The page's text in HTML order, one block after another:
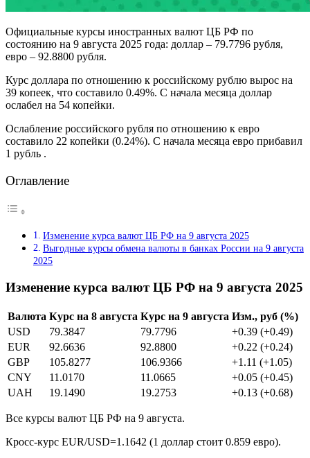
Официальные курсы иностранных валют ЦБ РФ по
состоянию на 9 августа 2025 года: доллар – 79.7796 рубля,
евро – 92.8800 рубля.
Курс доллара по отношению к российскому рублю вырос на
39 копеек, что составило 0.49%. С начала месяца доллар
ослабел на 54 копейки.
Ослабление российского рубля по отношению к евро
составило 22 копейки (0.24%). С начала месяца евро прибавил
1 рубль .
Оглавление
Изменение курса валют ЦБ РФ на 9 августа 2025
Выгодные курсы обмена валюты в банках России на 9 августа
2025
Изменение курса валют ЦБ РФ на 9 августа 2025
Валюта Курс на 8 августа Курс на 9 августа Изм., руб (%)
USD
79.3847 79.7796
+0.39 (+0.49)
EUR
92.6636 92.8800
+0.22 (+0.24)
GBP
105.8277 106.9366
+1.11 (+1.05)
CNY
11.0170 11.0665
+0.05 (+0.45)
UAH
19.1490 19.2753 +0.13 (+0.68)
Все курсы валют ЦБ РФ на 9 августа.
Кросс-курс EUR/USD=1.1642 (1 доллар стоит 0.859 евро).